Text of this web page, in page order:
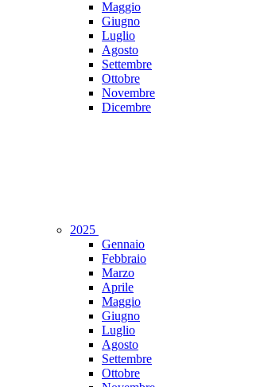
Maggio
Giugno
Luglio
Agosto
Settembre
Ottobre
Novembre
Dicembre
2025
Gennaio
Febbraio
Marzo
Aprile
Maggio
Giugno
Luglio
Agosto
Settembre
Ottobre